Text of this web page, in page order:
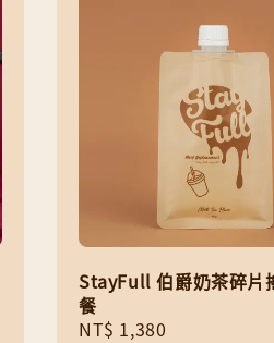
StayFull 伯爵奶茶碎片
餐
Regular
NT$ 1,380